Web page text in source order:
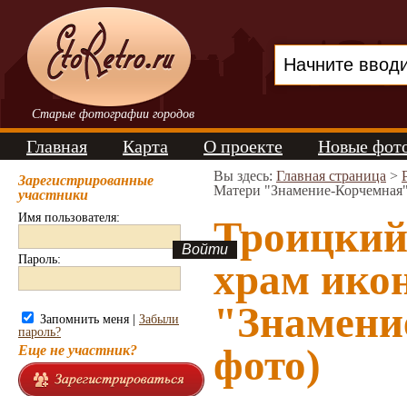
Старые фотографии городов
Главная Карта О проекте Новые
Зарегистрированные
участники
Имя пользователя:
Пароль:
Запомнить меня | Забыли
пароль?
Еще не участник?
Вы здесь: Главная страница >
Матери "Знамение-
храм
фото)